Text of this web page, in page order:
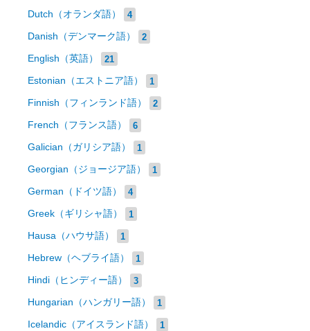
Dutch（オランダ語） 4
Danish（デンマーク語） 2
English（英語） 21
Estonian（エストニア語） 1
Finnish（フィンランド語） 2
French（フランス語） 6
Galician（ガリシア語） 1
Georgian（ジョージア語） 1
German（ドイツ語） 4
Greek（ギリシャ語） 1
Hausa（ハウサ語） 1
Hebrew（ヘブライ語） 1
Hindi（ヒンディー語） 3
Hungarian（ハンガリー語） 1
Icelandic（アイスランド語） 1